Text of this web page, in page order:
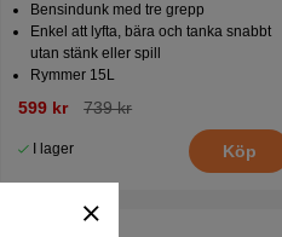
Bensindunk med tre grepp
Enkel att lyfta, bära och tanka snabbt
utan stänk eller spill
Rymmer 15L
599 kr 739 kr
I lager Köp